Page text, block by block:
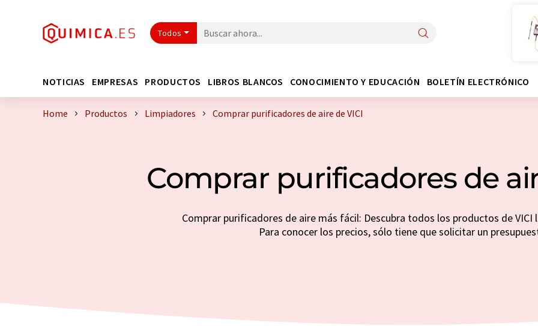
Todos
NOTICIAS EMPRESAS PRODUCTOS LIBROS BLANCOS CONOCIMIENTO Y EDUCACIÓN BOLETÍN ELECTRÓNICO
Home Productos Limpiadores Comprar purificadores de aire de VICI
Comprar purificadores de
Comprar purificadores de aire más fácil: Descubra todos los productos de VICI
Para conocer los precios, sólo tiene que solicitar un